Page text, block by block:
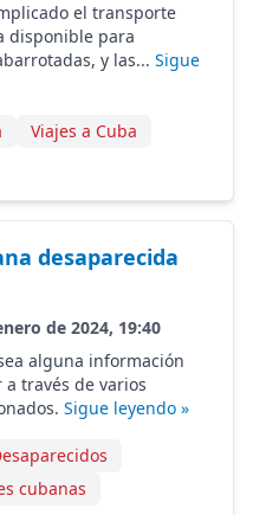
el transporte
disponible para
y las... Sigue
Viajes a Cuba
desaparecida
de 2024, 19:40
alguna información
través de varios
Sigue leyendo »
cubanas